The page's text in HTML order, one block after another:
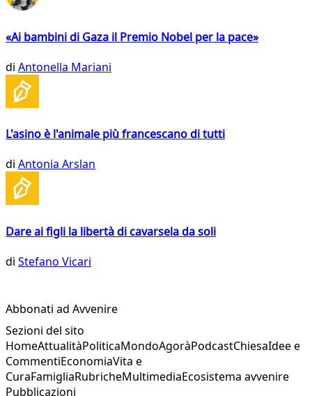
«Ai bambini di Gaza il Premio Nobel per la pace»
di Antonella Mariani
L'asino è l'animale più francescano di tutti
di Antonia Arslan
Dare ai figli la libertà di cavarsela da soli
di Stefano Vicari
Abbonati ad Avvenire
Sezioni del sito
HomeAttualitàPoliticaMondoAgoràPodcastChiesaIdee e
CommentiEconomiaVita e
CuraFamigliaRubricheMultimediaEcosistema avvenire
Pubblicazioni